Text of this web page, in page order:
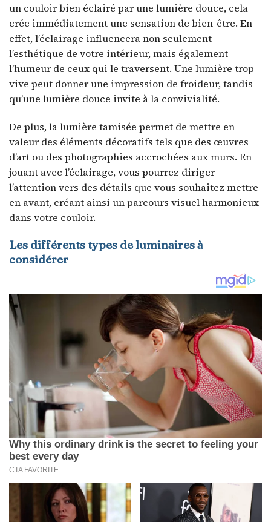
un couloir bien éclairé par une lumière douce, cela
crée immédiatement une sensation de bien-être. En
effet, l’éclairage influencera non seulement
l’esthétique de votre intérieur, mais également
l’humeur de ceux qui le traversent. Une lumière trop
vive peut donner une impression de froideur, tandis
qu’une lumière douce invite à la convivialité.
De plus, la lumière tamisée permet de mettre en
valeur des éléments décoratifs tels que des œuvres
d’art ou des photographies accrochées aux murs. En
jouant avec l’éclairage, vous pourrez diriger
l’attention vers des détails que vous souhaitez mettre
en avant, créant ainsi un parcours visuel harmonieux
dans votre couloir.
Les différents types de luminaires à
considérer